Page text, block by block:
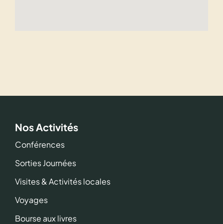
Nos Activités
Conférences
Sorties Journées
Visites & Activités locales
Voyages
Bourse aux livres